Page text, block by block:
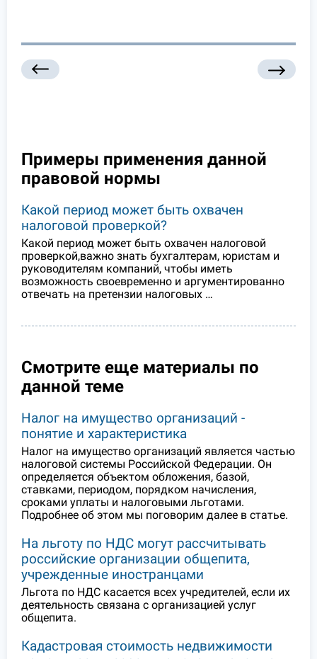
Примеры применения данной
правовой нормы
Какой период может быть охвачен
налоговой проверкой?
Какой период может быть охвачен налоговой
проверкой,важно знать бухгалтерам, юристам и
руководителям компаний, чтобы иметь
возможность своевременно и аргументированно
отвечать на претензии налоговых …
Смотрите еще материалы по
данной теме
Налог на имущество организаций -
понятие и характеристика
Налог на имущество организаций является частью
налоговой системы Российской Федерации. Он
определяется объектом обложения, базой,
ставками, периодом, порядком начисления,
сроками уплаты и налоговыми льготами.
Подробнее об этом мы поговорим далее в статье.
На льготу по НДС могут рассчитывать
российские организации общепита,
учрежденные иностранцами
Льгота по НДС касается всех учредителей, если их
деятельность связана с организацией услуг
общепита.
Кадастровая стоимость недвижимости